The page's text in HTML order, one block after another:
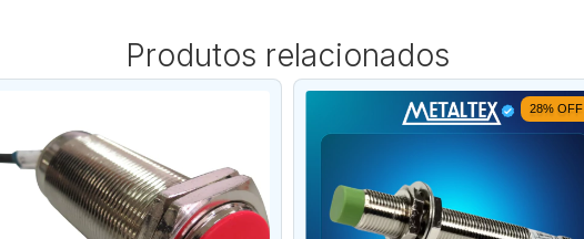
Produtos relacionados
28% OFF